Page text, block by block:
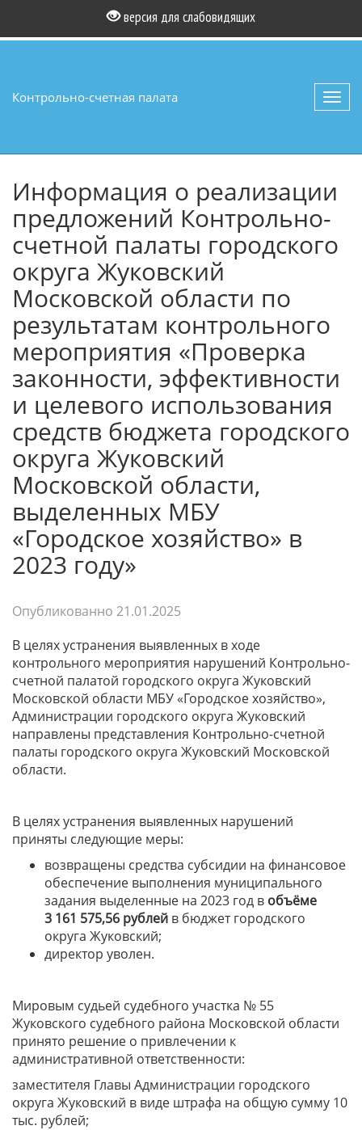
версия для слабовидящих
Контрольно-счетная палата
Информация о реализации
предложений Контрольно-
счетной палаты городского
округа Жуковский
Московской области по
результатам контрольного
мероприятия «Проверка
законности, эффективности
и целевого использования
средств бюджета городского
округа Жуковский
Московской области,
выделенных МБУ
«Городское хозяйство» в
2023 году»
Опубликованно 21.01.2025
В целях устранения выявленных в ходе
контрольного мероприятия нарушений Контрольно-
счетной палатой городского округа Жуковский
Московской области МБУ «Городское хозяйство»,
Администрации городского округа Жуковский
направлены представления Контрольно-счетной
палаты городского округа Жуковский Московской
области.
В целях устранения выявленных нарушений
приняты следующие меры:
возвращены средства субсидии на финансовое
обеспечение выполнения муниципального
задания выделенные на 2023 год в объёме
3 161 575,56 рублей в бюджет городского
округа Жуковский;
директор уволен.
Мировым судьей судебного участка № 55
Жуковского судебного района Московской области
принято решение о привлечении к
административной ответственности:
заместителя Главы Администрации городского
округа Жуковский в виде штрафа на общую сумму 10
тыс. рублей;